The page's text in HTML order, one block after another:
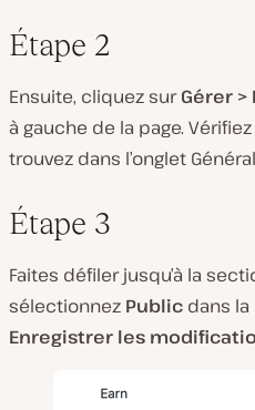
Étape 2
Ensuite, cliquez surGérer
à gauche de la page.
trouvez dans l’onglet
Étape 3
Faites défiler jusqu’à la
sélectionnez Public dans
Enregistrer les